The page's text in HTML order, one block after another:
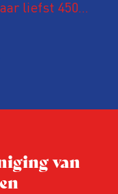
liefst 450
ontmoeten.
van